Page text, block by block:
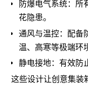
防爆电气系统：所
花隐患。
通风与温控：配备
温、高寒等极端环
静电接地：有效防
这些设计让创意集装